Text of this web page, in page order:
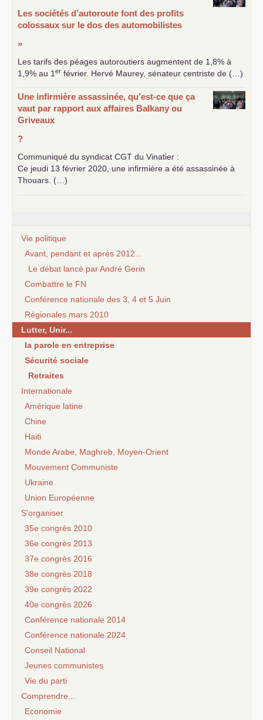
Les sociétés d’autoroute font des profits
colossaux sur le dos des automobilistes
»
Les tarifs des péages autoroutiers augmentent de 1,8% à
1,9% au 1 er février. Hervé Maurey, sénateur centriste de (…)
Une infirmière assassinée, qu’est-ce que ça
vaut par rapport aux affaires Balkany ou
Griveaux
?
Communiqué du syndicat CGT du Vinatier :
Ce jeudi 13 février 2020, une infirmière a été assassinée à
Thouars. (…)
Vie politique
Avant, pendant et après 2012...
Le débat lancé par André Gerin
Combattre le FN
Conférence nationale des 3, 4 et 5 Juin
Régionales mars 2010
Lutter, Unir...
la parole en entreprise
Sécurité sociale
Retraites
Internationale
Amérique latine
Chine
Haiti
Monde Arabe, Maghreb, Moyen-Orient
Mouvement Communiste
Ukraine
Union Européenne
S’organiser
35e congrès 2010
36e congrès 2013
37e congrès 2016
38e congrès 2018
39e congrès 2022
40e congrès 2026
Conférence nationale 2014
Conférence nationale 2024
Conseil National
Jeunes communistes
Vie du parti
Comprendre...
Economie